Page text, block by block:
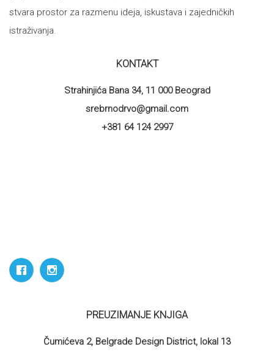
stvara prostor za razmenu ideja, iskustava i zajedničkih
istraživanja.
KONTAKT
Strahinjića Bana 34, 11 000 Beograd
srebrnodrvo@gmail.com
+381 64 124 2997
PREUZIMANJE KNJIGA
Čumićeva 2, Belgrade Design District, lokal 13